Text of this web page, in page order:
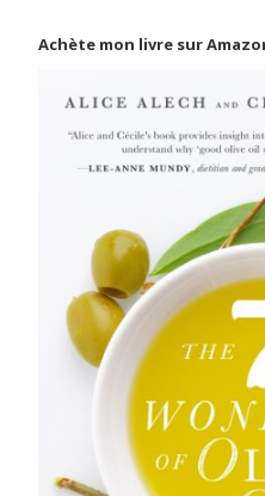
Achète mon livre sur